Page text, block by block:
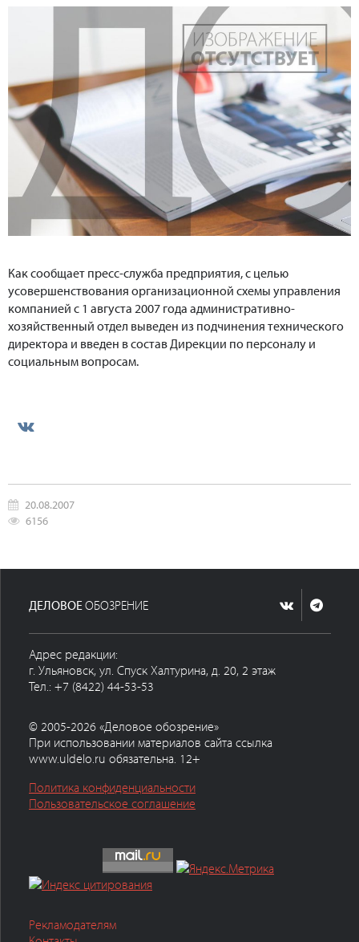
Как сообщает пресс-служба предприятия, с целью
усовершенствования организационной схемы управления
компанией с 1 августа 2007 года административно-
хозяйственный отдел выведен из подчинения технического
директора и введен в состав Дирекции по персоналу и
социальным вопросам.
20.08.2007
6156
ДЕЛОВОЕ ОБОЗРЕНИЕ
Адрес редакции:
г. Ульяновск, ул. Спуск Халтурина, д. 20, 2 этаж
Тел.: +7 (8422) 44-53-53
© 2005-2026 «Деловое обозрение»
При использовании материалов сайта ссылка
www.uldelo.ru обязательна. 12+
Политика конфиденциальности
Пользовательское соглашение
Рекламодателям